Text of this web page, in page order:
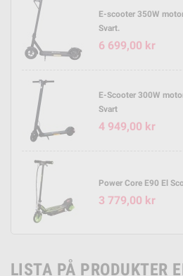
E-scooter 350W
Svart.
6 699,00 kr
E-Scooter 300W
Svart
4 949,00 kr
Power Core E90 El
3 779,00 kr
LISTA PÅ PRODUKTER